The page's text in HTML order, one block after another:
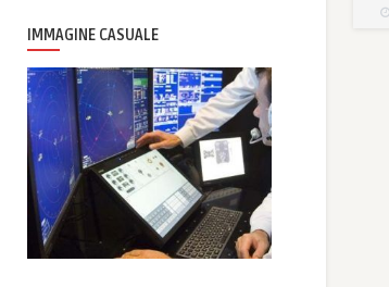
IMMAGINE CASUALE